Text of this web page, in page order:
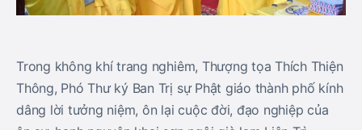
Trong không khí trang nghiêm, Thượng tọa Thích Thiện
Thông, Phó Thư ký Ban Trị sự Phật giáo thành phố kính
dâng lời tưởng niệm, ôn lại cuộc đời, đạo nghiệp của